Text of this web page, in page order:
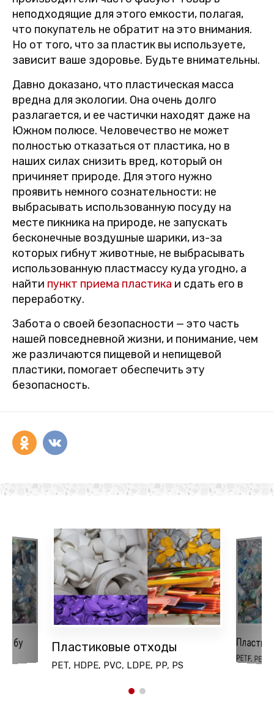
неподходящие для этого емкости, полагая,
что покупатель не обратит на это внимания.
Но от того, что за пластик вы используете,
зависит ваше здоровье. Будьте внимательны.
Давно доказано, что пластическая масса
вредна для экологии. Она очень долго
разлагается, и ее частички находят даже на
Южном полюсе. Человечество не может
полностью отказаться от пластика, но в
наших силах снизить вред, который он
причиняет природе. Для этого нужно
проявить немного сознательности: не
выбрасывать использованную посуду на
месте пикника на природе, не запускать
бесконечные воздушные шарики, из-за
которых гибнут животные, не выбрасывать
использованную пластмассу куда угодно, а
найти пункт приема пластика и сдать его в
переработку.
Забота о своей безопасности — это часть
нашей повседневной жизни, и понимание, чем
же различаются пищевой и непищевой
пластики, помогает обеспечить эту
безопасность.
бу Пластиковые отходы
PET, HDPE, PVC, LDPE, PP, PS
PETF,